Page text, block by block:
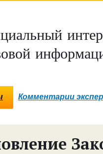
Комментарии